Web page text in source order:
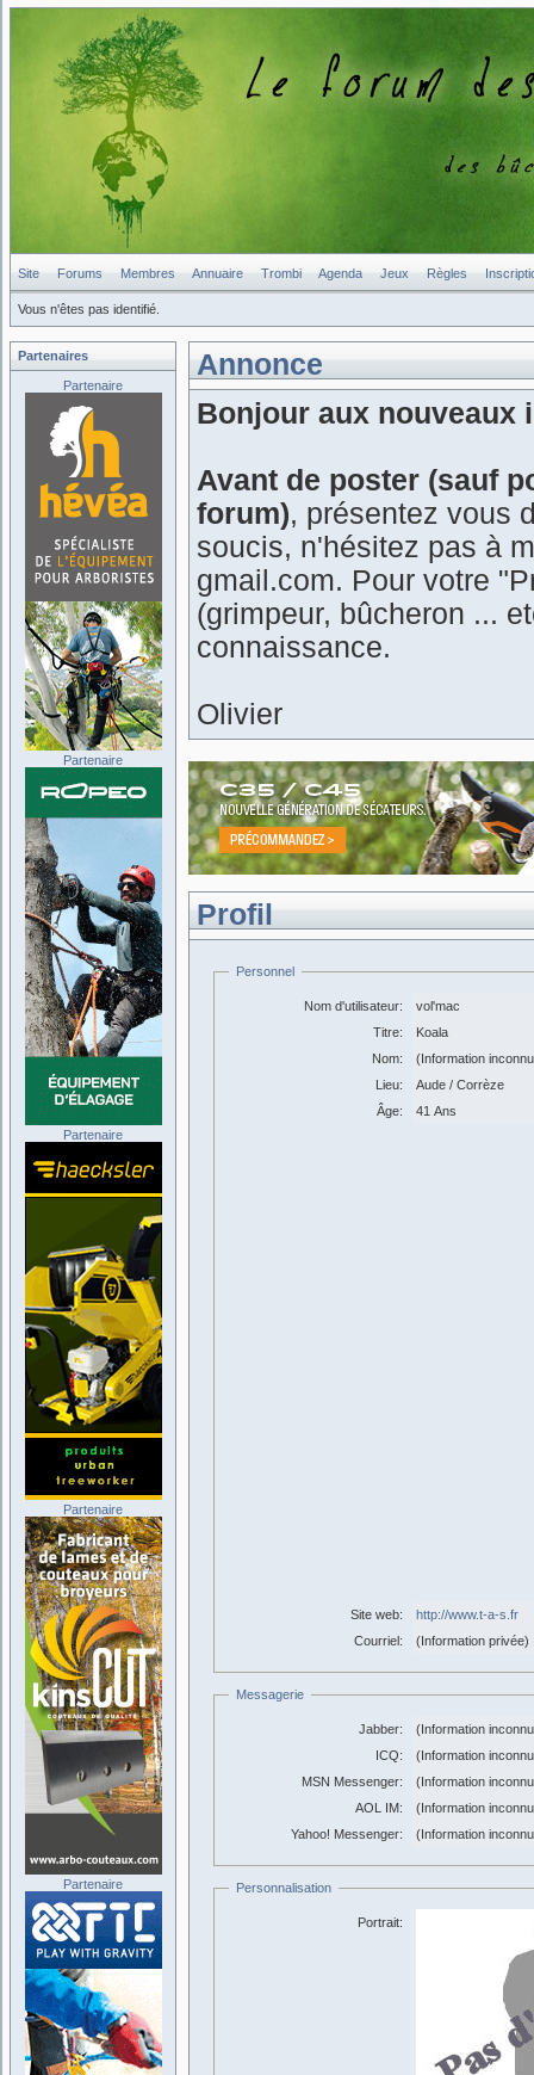
Site Forums Membres Annuaire Trombi Agenda Jeux Règles
Vous n'êtes pas identifié.
Annonce
Bonjour aux nouveaux
Avant de poster (sauf
forum), présentez vous
soucis, n'hésitez pas à
gmail.com. Pour votre
(grimpeur, bûcheron ...
connaissance.
Olivier
Profil
Personnel
Nom d'utilisateur:
vol'mac
Titre:
Koala
Nom:
(Information
Lieu:
Aude / Corrèze
Âge:
41 Ans
Site web:
http://www.t-a-s.fr
Courriel:
(Information privée)
Messagerie
Jabber:
(Information
ICQ:
(Information
MSN Messenger:
(Information
AOL IM:
(Information
Yahoo! Messenger:
(Information
Personnalisation
Portrait:
Partenaires
Partenaire
Partenaire
Partenaire
Partenaire
Partenaire